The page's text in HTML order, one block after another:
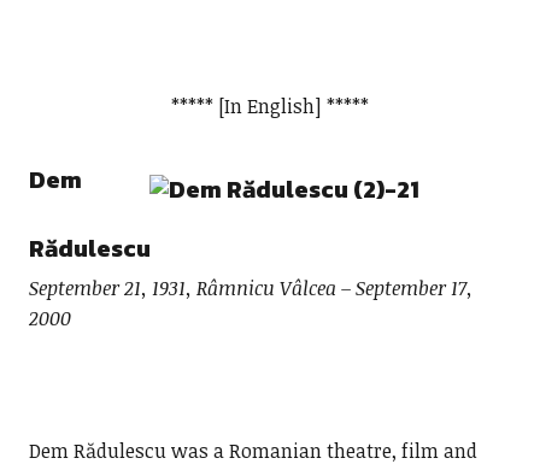
***** [In English] *****
Dem
Rădulescu
September 21, 1931, Râmnicu Vâlcea – September 17,
2000
Dem Rădulescu was a Romanian theatre, film and